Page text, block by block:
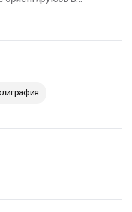
(в основном — Adobe
— CorelDRAW). В
Flash, ACDSee и
в соцсетях и на